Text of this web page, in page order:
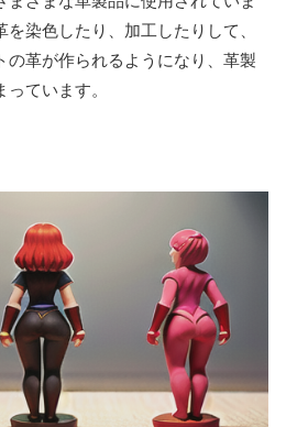
染色したり、加工したりして、
の革が作られるようになり、革製
ています。